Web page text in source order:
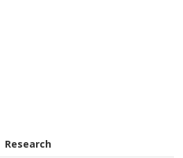
Research